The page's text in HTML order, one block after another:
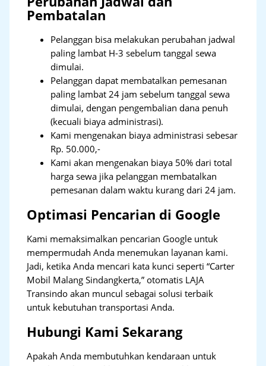
Pembatalan
Pelanggan bisa melakukan perubahan jadwal
paling lambat H-3 sebelum tanggal sewa
dimulai.
Pelanggan dapat membatalkan pemesanan
paling lambat 24 jam sebelum tanggal sewa
dimulai, dengan pengembalian dana penuh
(kecuali biaya administrasi).
Kami mengenakan biaya administrasi sebesar
Rp. 50.000,-
Kami akan mengenakan biaya 50% dari total
harga sewa jika pelanggan membatalkan
pemesanan dalam waktu kurang dari 24 jam.
Optimasi Pencarian di Google
Kami memaksimalkan pencarian Google untuk
mempermudah Anda menemukan layanan kami.
Jadi, ketika Anda mencari kata kunci seperti “Carter
Mobil Malang Sindangkerta,” otomatis LAJA
Transindo akan muncul sebagai solusi terbaik
untuk kebutuhan transportasi Anda.
Hubungi Kami Sekarang
Apakah Anda membutuhkan kendaraan untuk